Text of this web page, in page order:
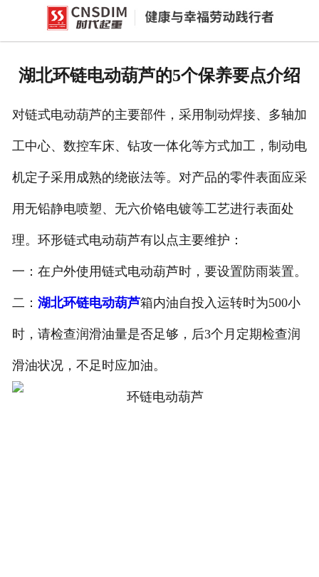
网站首页
企业文化
联系我们
湖北环链电动葫芦的5个保养要点介绍
对链式电动葫芦的主要部件，采用制动焊接、多轴加
工中心、数控车床、钻攻一体化等方式加工，制动电
机定子采用成熟的绕嵌法等。对产品的零件表面应采
用无铅静电喷塑、无六价铬电镀等工艺进行表面处
理。环形链式电动葫芦有以点主要维护：
一：在户外使用链式电动葫芦时，要设置防雨装置。
二： 湖北环链电动葫芦箱内油自投入运转时为500小
时，请检查润滑油量是否足够，后3个月定期检查润
滑油状况，不足时应加油。